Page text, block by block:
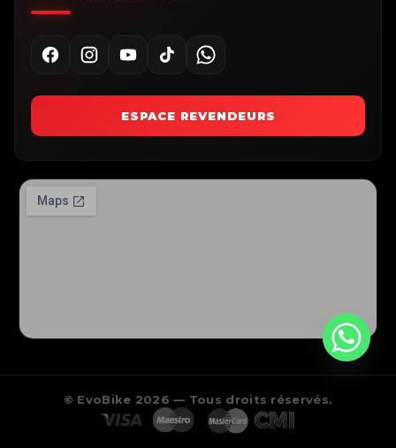
ESPACE REVENDEURS
© EvoBike 2026 — Tous droits réservés.